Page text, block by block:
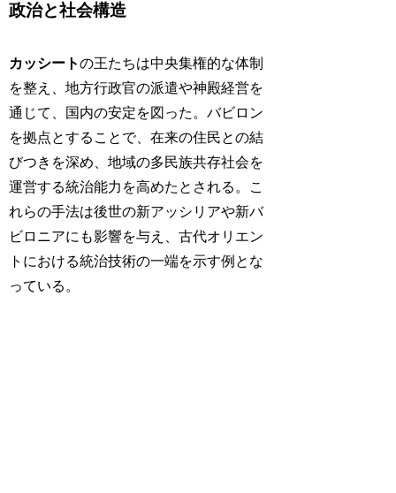
政治と社会構造
カッシートの王たちは中央集権的な体制
を整え、地方行政官の派遣や神殿経営を
通じて、国内の安定を図った。バビロン
を拠点とすることで、在来の住民との結
びつきを深め、地域の多民族共存社会を
運営する統治能力を高めたとされる。こ
れらの手法は後世の新アッシリアや新バ
ビロニアにも影響を与え、古代オリエン
トにおける統治技術の一端を示す例とな
っている。